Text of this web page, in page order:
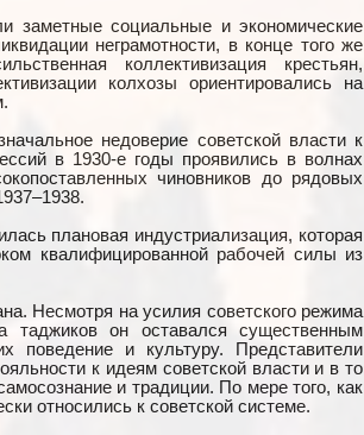
заметные социальные и экономические
неграмотности, в конце того же
коллективизация крестьян,
колхозы ориентировались на
недоверие советской власти к
в 1930-е годы проявились в волнах
чиновников до рядовых
плановая индустриализация, которая
квалифицированной рабочей силы из
Несмотря на усилия советского режима
таджиков он оставался существенным
и культуру. Представители
к идеям советской власти и в то
и традиции. По мере того, как
относились к советской системе.